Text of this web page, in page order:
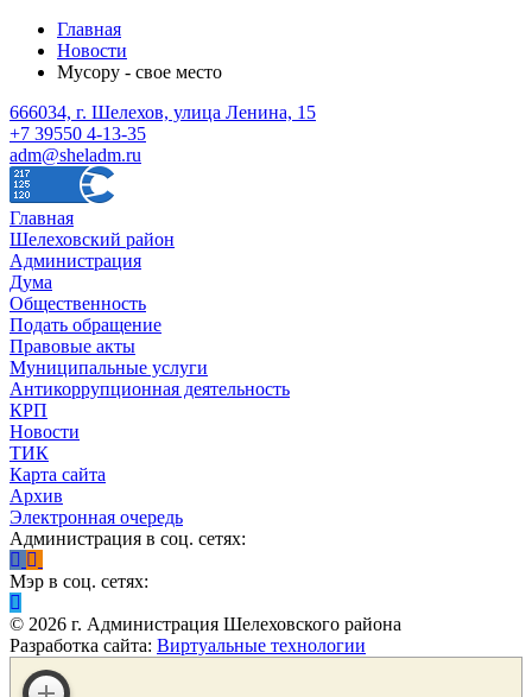
Главная
Новости
Мусору - свое место
666034, г. Шелехов, улица Ленина, 15
+7 39550 4-13-35
adm@sheladm.ru
Главная
Шелеховский район
Администрация
Дума
Общественность
Подать обращение
Правовые акты
Муниципальные услуги
Антикоррупционная деятельность
КРП
Новости
ТИК
Карта сайта
Архив
Электронная очередь
Администрация в соц. сетях:
Мэр в соц. сетях:
© 2026 г. Администрация Шелеховского района
Разработка сайта: Виртуальные технологии